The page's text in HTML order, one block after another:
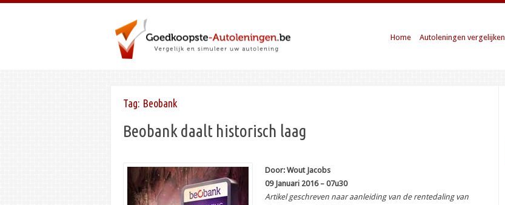
Autoleningen vergelijken
Home
Tag: Beobank
Beobank daalt historisch laag
Door: Wout Jacobs
09 Januari 2016 – 07u30
Artikel geschreven naar aanleiding van de rentedaling van